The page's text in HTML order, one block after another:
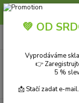
Slunce, koupání a horko
💚 OD
Vyprodáváme
👉
5 %
📩 Stačí zadat e-